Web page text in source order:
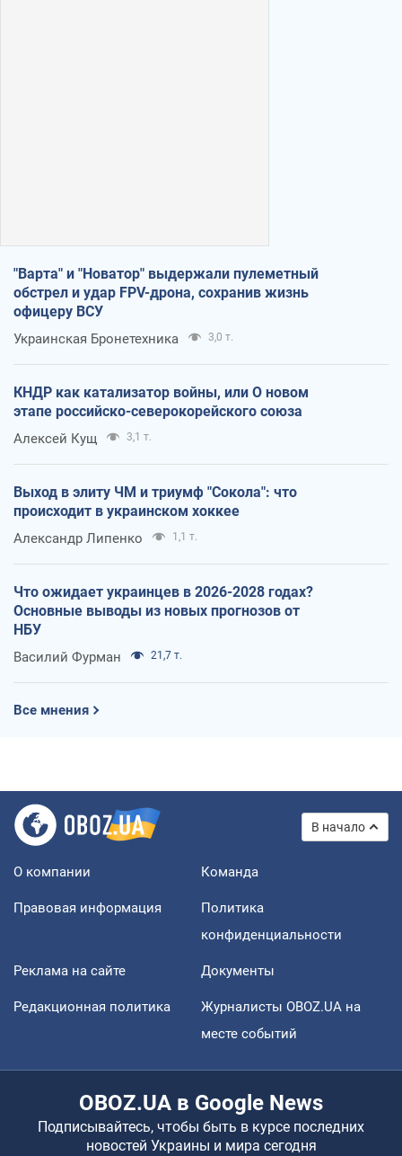
"Варта" и "Новатор" выдержали пулеметный
обстрел и удар FPV-дрона, сохранив жизнь
офицеру ВСУ
Украинская Бронетехника 3,0 т.
КНДР как катализатор войны, или О новом
этапе российско-северокорейского союза
Алексей Кущ 3,1 т.
Выход в элиту ЧМ и триумф "Сокола": что
происходит в украинском хоккее
Александр Липенко 1,1 т.
Что ожидает украинцев в 2026-2028 годах?
Основные выводы из новых прогнозов от
НБУ
Василий Фурман 21,7 т.
Все мнения
В начало
О компании Команда
Правовая информация
Политика
конфиденциальности
Реклама на сайте Документы
Редакционная политика
Журналисты OBOZ.UA на
месте событий
OBOZ.UA в Google News
Подписывайтесь, чтобы быть в курсе последних
новостей Украины и мира сегодня